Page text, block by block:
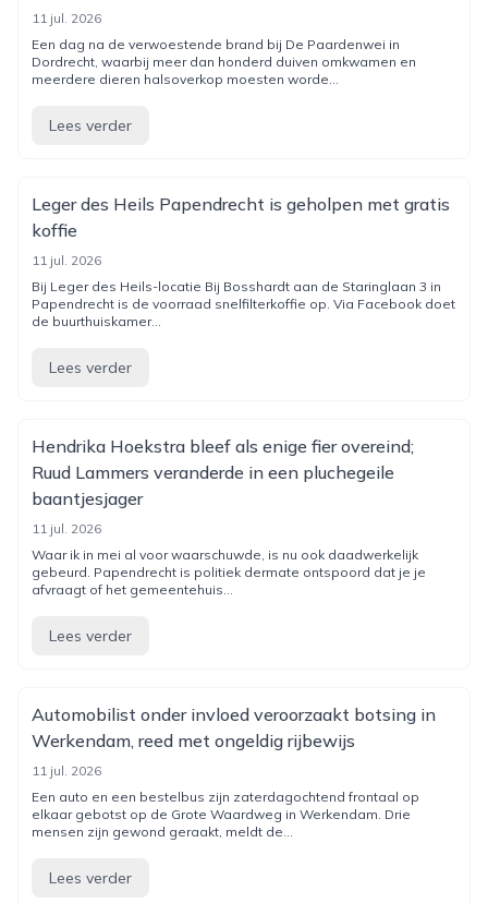
11 jul. 2026
Een dag na de verwoestende brand bij De Paardenwei in
Dordrecht, waarbij meer dan honderd duiven omkwamen en
meerdere dieren halsoverkop moesten worde...
Lees verder
Leger des Heils Papendrecht is geholpen met gratis
koffie
11 jul. 2026
Bij Leger des Heils-locatie Bij Bosshardt aan de Staringlaan 3 in
Papendrecht is de voorraad snelfilterkoffie op. Via Facebook doet
de buurthuiskamer...
Lees verder
Hendrika Hoekstra bleef als enige fier overeind;
Ruud Lammers veranderde in een pluchegeile
baantjesjager
11 jul. 2026
Waar ik in mei al voor waarschuwde, is nu ook daadwerkelijk
gebeurd. Papendrecht is politiek dermate ontspoord dat je je
afvraagt of het gemeentehuis...
Lees verder
Automobilist onder invloed veroorzaakt botsing in
Werkendam, reed met ongeldig rijbewijs
11 jul. 2026
Een auto en een bestelbus zijn zaterdagochtend frontaal op
elkaar gebotst op de Grote Waardweg in Werkendam. Drie
mensen zijn gewond geraakt, meldt de...
Lees verder